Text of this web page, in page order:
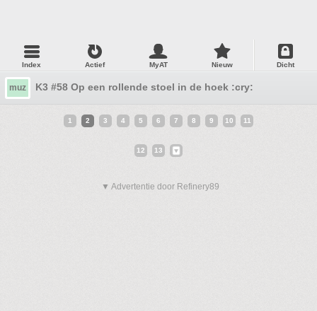
Index Actief MyAT Nieuw Dicht
muz K3 #58 Op een rollende stoel in de hoek :cry:
1 2 3 4 5 6 7 8 9 10 11
12 13
▼ Advertentie door Refinery89